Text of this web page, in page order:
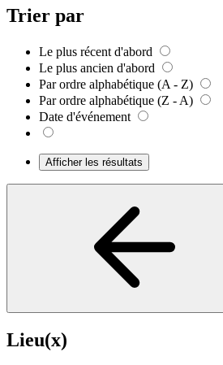
Trier par
Le plus récent d'abord
Le plus ancien d'abord
Par ordre alphabétique (A - Z)
Par ordre alphabétique (Z - A)
Date d'événement
Afficher les résultats
Lieu(x)